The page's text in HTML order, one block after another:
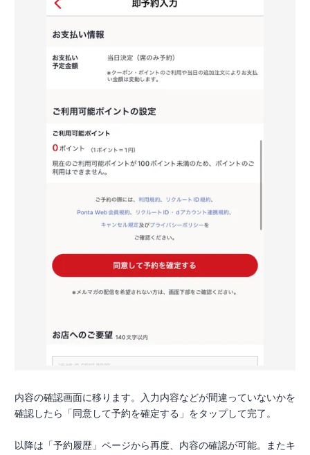
内容の確認画面に移ります。入力内容などが間違っていないかを
確認したら「同意して予約を確定する」をタップして完了。
以降は「予約履歴」ページから再度、内容の確認が可能。またキ